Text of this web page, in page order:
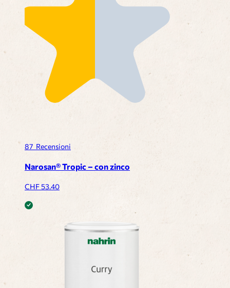
87 Recensioni
Narosan® Tropic – con zinco
CHF53.40